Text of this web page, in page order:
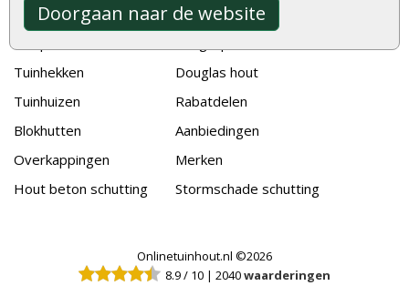
Doorgaan naar de website
Vlonderplanken
Tuinhekken
Tuinhuizen
Blokhutten
Overkappingen
Hout beton schutting
Schuttingplanken
Douglas hout
Rabatdelen
Aanbiedingen
Merken
Stormschade schutting
Onlinetuinhout.nl ©2026
8.9/ 10 | 2040waarderingen